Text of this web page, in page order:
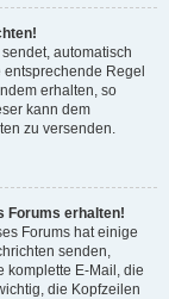
automatisch
Regel
erhalten, so
kann dem
zu versenden.
Forums erhalten!
Forums hat einige
senden,
komplette E-Mail, die
die Kopfzeilen